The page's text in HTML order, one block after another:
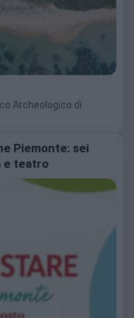
Archeologico di
Piemonte: sei
e teatro